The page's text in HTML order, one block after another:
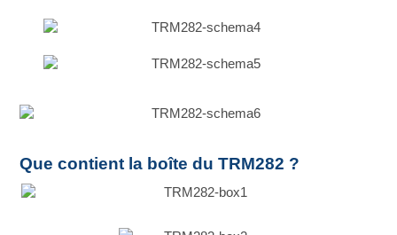
Que contient la boîte du TRM282 ?